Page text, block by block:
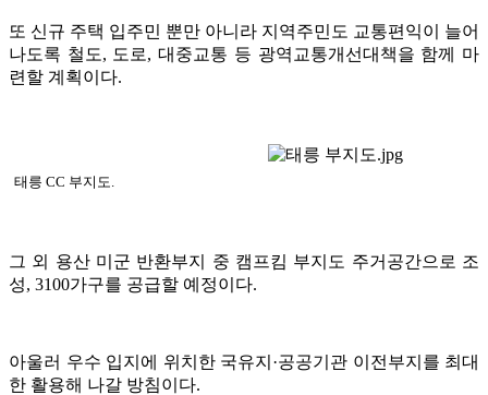
또 신규 주택 입주민 뿐만 아니라 지역주민도 교통편익이 늘어
나도록 철도, 도로, 대중교통 등 광역교통개선대책을 함께 마
련할 계획이다.
태릉 CC 부지도.
그 외 용산 미군 반환부지 중 캠프킴 부지도 주거공간으로 조
성, 3100가구를 공급할 예정이다.
아울러 우수 입지에 위치한 국유지·공공기관 이전부지를 최대
한 활용해 나갈 방침이다.